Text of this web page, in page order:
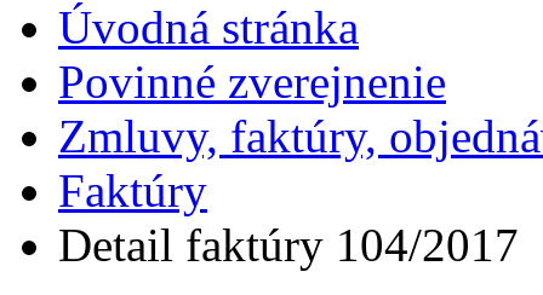
Úvodná stránka
Povinné zverejnenie
Zmluvy, faktúry,
Faktúry
Detail faktúry 104/2017